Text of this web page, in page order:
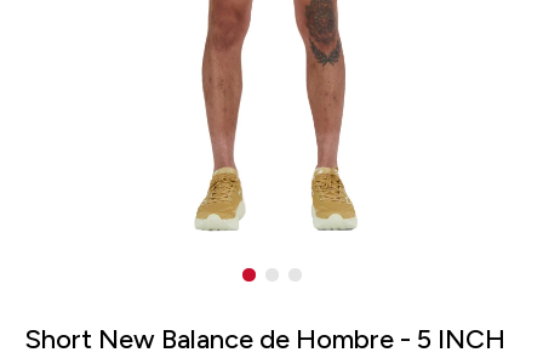
Short New Balance de Hombre - 5 INCH